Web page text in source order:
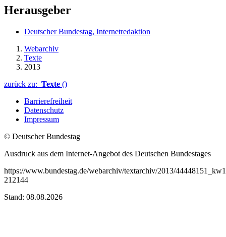
Herausgeber
Deutscher Bundestag, Internetredaktion
Webarchiv
Texte
2013
zurück zu: Texte ()
Barrierefreiheit
Datenschutz
Impressum
© Deutscher Bundestag
Ausdruck aus dem Internet-Angebot des Deutschen Bundestages
https://www.bundestag.de/webarchiv/textarchiv/2013/
212144
Stand: 08.08.2026